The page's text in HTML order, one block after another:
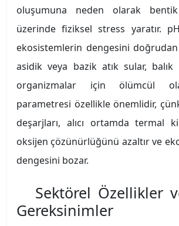
oluşumuna neden olarak
üzerinde fiziksel stress yaratır.
ekosistemlerin dengesini doğrudan
asidik veya bazik atık sular,
organizmalar için ölümcül
parametresi özellikle önemlidir,
deşarjları, alıcı ortamda termal
oksijen çözünürlüğünü azaltır ve
dengesini bozar.
Sektörel Özellikler
Gereksinimler